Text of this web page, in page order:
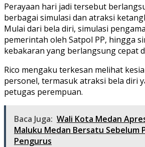
Perayaan hari jadi tersebut
berbagai simulasi dan atraksi
Mulai dari bela diri, simulasi
pemerintah oleh Satpol PP, hingga
kebakaran yang berlangsung cepat
Rico mengaku terkesan melihat
personel, termasuk atraksi bela diri
petugas perempuan.
Baca Juga: Wali Kota Medan
Maluku Medan Bersatu Sebelum
Pengurus